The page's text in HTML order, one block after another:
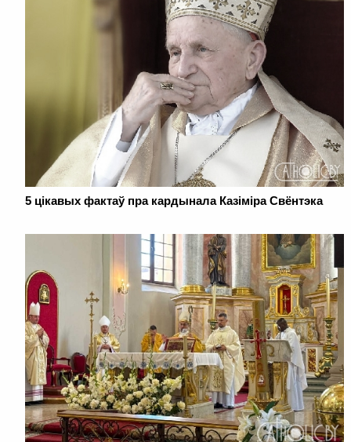
5 цікавых фактаў пра кардынала Казіміра Свёнтэка